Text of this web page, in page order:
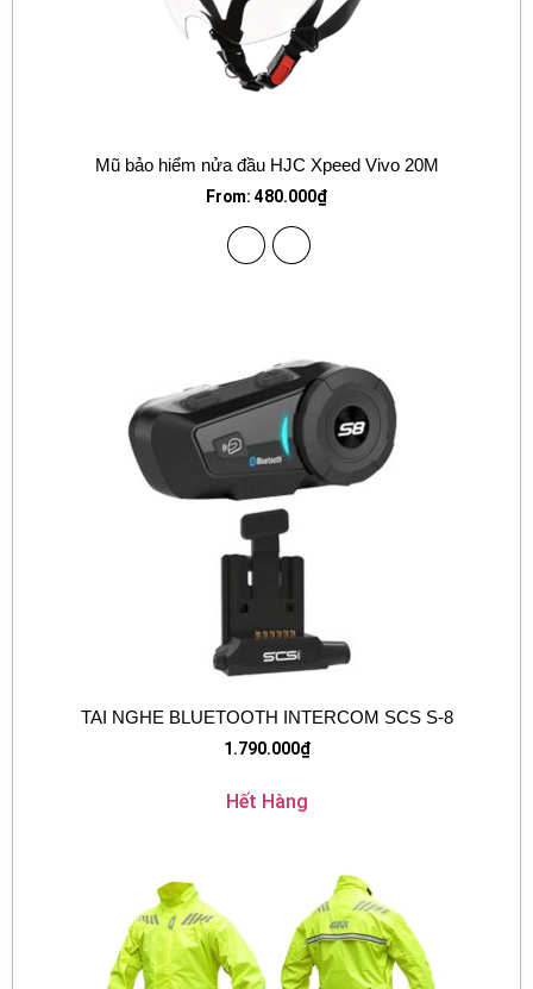
Mũ bảo hiểm nửa đầu HJC Xpeed Vivo 20M
From: 480.000₫
TAI NGHE BLUETOOTH INTERCOM SCS S-8
1.790.000₫
Hết Hàng